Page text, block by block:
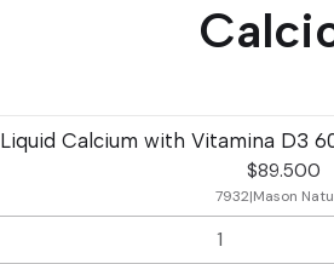
Liquid Calcium with Vitamina D3
$89.500
7932|Mason